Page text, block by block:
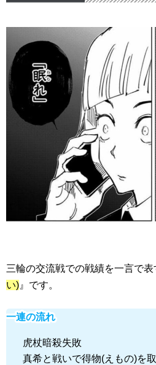
三輪の交流戦での戦績を一言で
い) 』です。
一連の流れ
虎杖暗殺失敗
真希と戦いで得物(えもの)を